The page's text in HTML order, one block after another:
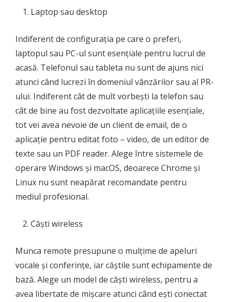
Laptop sau desktop
Indiferent de configurația pe care o preferi,
laptopul sau PC-ul sunt esențiale pentru lucrul de
acasă. Telefonul sau tableta nu sunt de ajuns nici
atunci când lucrezi în domeniul vânzărilor sau al PR-
ului. Indiferent cât de mult vorbești la telefon sau
cât de bine au fost dezvoltate aplicațiile esențiale,
tot vei avea nevoie de un client de email, de o
aplicație pentru editat foto – video, de un editor de
texte sau un PDF reader. Alege între sistemele de
operare Windows și macOS, deoarece Chrome și
Linux nu sunt neapărat recomandate pentru
mediul profesional.
Căști wireless
Munca remote presupune o mulțime de apeluri
vocale și conferințe, iar căștile sunt echipamente de
bază. Alege un model de căști wireless, pentru a
avea libertate de mișcare atunci când ești conectat